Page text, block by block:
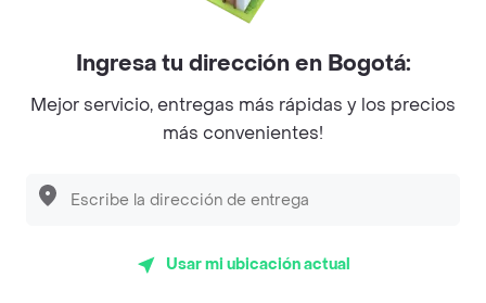
$ 5000
Ingresa tu dirección en Bogotá:
Mejor servicio, entregas más rápidas y los precios
más convenientes!
Usar mi ubicación actual